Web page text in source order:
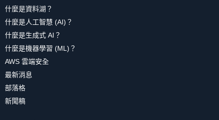
什麼是資料湖？
什麼是人工智慧 (AI)？
什麼是生成式 AI？
什麼是機器學習 (ML)？
AWS 雲端安全
最新消息
部落格
新聞稿